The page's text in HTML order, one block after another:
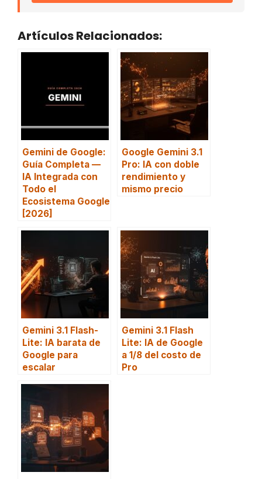
Artículos Relacionados:
Gemini de Google:
Guía Completa —
IA Integrada con
Todo el
Ecosistema Google
[2026]
Google Gemini 3.1
Pro: IA con doble
rendimiento y
mismo precio
Gemini 3.1 Flash-
Lite: IA barata de
Google para
escalar
Gemini 3.1 Flash
Lite: IA de Google
a 1/8 del costo de
Pro